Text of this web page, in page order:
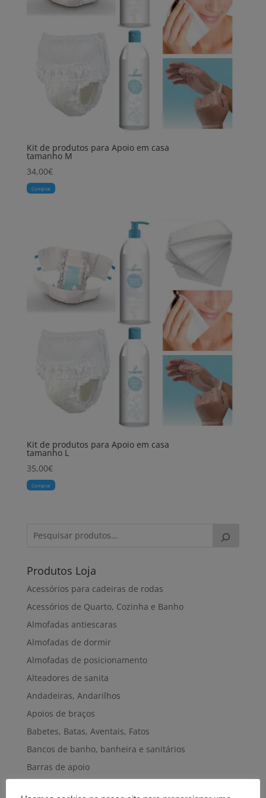
Kit de produtos para Apoio em casa
tamanho M
34,00€
Comprar
Kit de produtos para Apoio em casa
tamanho L
35,00€
Comprar
Produtos Loja
Acessórios para cadeiras de rodas
Acessórios de Quarto, Cozinha e Banho
Almofadas antiescaras
Almofadas de dormir
Almofadas de posicionamento
Alteadores de sanita
Andadeiras, Andarilhos
Apoios de braços
Babetes, Batas, Aventais, Fatos
Bancos de banho, banheira e sanitários
Barras de apoio